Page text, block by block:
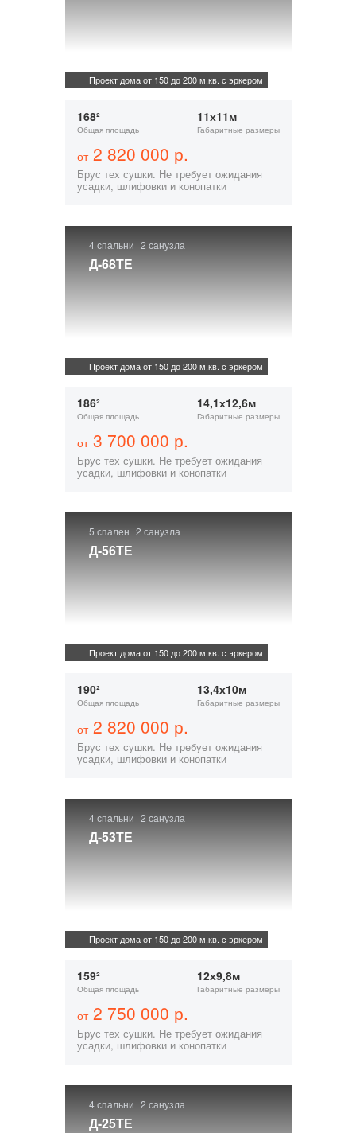
Проект дома от 150 до 200 м.кв. с эркером
168²
Общая площадь
11х11м
Габаритные размеры
от2 820 000 р.
Брус тех сушки. Не требует ожидания
усадки, шлифовки и конопатки
4 спальни 2 санузла
Д-68ТЕ
Проект дома от 150 до 200 м.кв. с эркером
186²
Общая площадь
14,1х12,6м
Габаритные размеры
от3 700 000 р.
Брус тех сушки. Не требует ожидания
усадки, шлифовки и конопатки
5 спален 2 санузла
Д-56ТЕ
Проект дома от 150 до 200 м.кв. с эркером
190²
Общая площадь
13,4х10м
Габаритные размеры
от2 820 000 р.
Брус тех сушки. Не требует ожидания
усадки, шлифовки и конопатки
4 спальни 2 санузла
Д-53ТЕ
Проект дома от 150 до 200 м.кв. с эркером
159²
Общая площадь
12х9,8м
Габаритные размеры
от2 750 000 р.
Брус тех сушки. Не требует ожидания
усадки, шлифовки и конопатки
4 спальни 2 санузла
Д-25ТЕ